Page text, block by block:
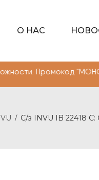
О НАС
"МОНОКЛЬ
/ С/з INVU IB 22418 C: